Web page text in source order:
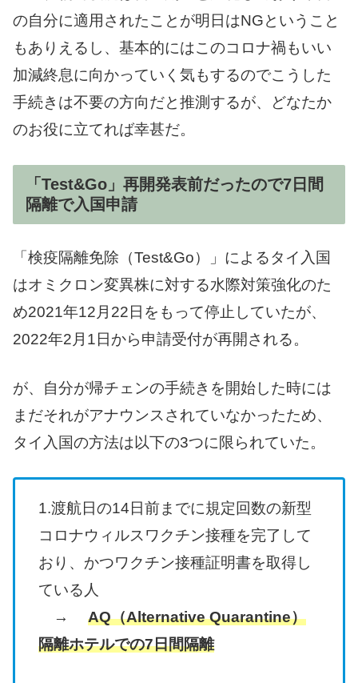
の自分に適用されたことが明日はNGということ
もありえるし、基本的にはこのコロナ禍もいい
加減終息に向かっていく気もするのでこうした
手続きは不要の方向だと推測するが、どなたか
のお役に立てれば幸甚だ。
「Test&Go」再開発表前だったので7日間
隔離で入国申請
「検疫隔離免除（Test&Go）」によるタイ入国
はオミクロン変異株に対する水際対策強化のた
め2021年12月22日をもって停止していたが、
2022年2月1日から申請受付が再開される。
が、自分が帰チェンの手続きを開始した時には
まだそれがアナウンスされていなかったため、
タイ入国の方法は以下の3つに限られていた。
1.渡航日の14日前までに規定回数の新型
コロナウィルスワクチン接種を完了して
おり、かつワクチン接種証明書を取得し
ている人
→ AQ（Alternative Quarantine）
隔離ホテルでの7日間隔離